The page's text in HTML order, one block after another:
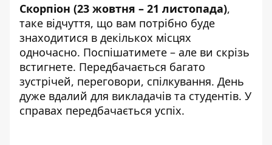
Скорпіон (23 жовтня – 21 листопада),
таке відчуття, що вам потрібно буде
знаходитися в декількох місцях
одночасно. Поспішатимете – але ви скрізь
встигнете. Передбачається багато
зустрічей, переговори, спілкування. День
дуже вдалий для викладачів та студентів. У
справах передбачається успіх.